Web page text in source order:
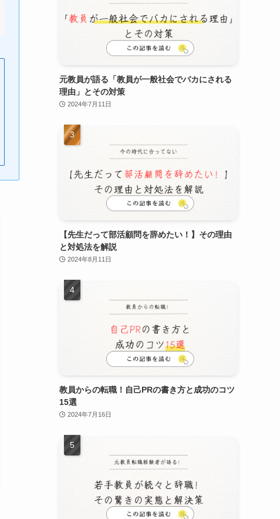
元教員が語る「教員が一般社会でバカにされる
理由」とその対策
2024年7月11日
【先生だって部活顧問を辞めたい！】その理由
と対処法を解説
2024年8月11日
教員からの転職！自己PRの書き方と成功のコツ
15選
2024年7月16日